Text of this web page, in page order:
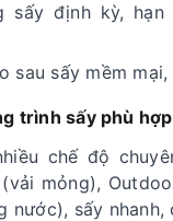
sấy định kỳ, hạn
sau sấy mềm
trình sấy phù
chế độ
mỏng),
nước), sấy nhanh,